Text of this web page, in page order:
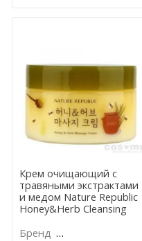
Крем очищающий с
травяными экстрактами
и медом Nature Republic
Honey&Herb Cleansing
Cream
Бренд NATURE REPUBLIC